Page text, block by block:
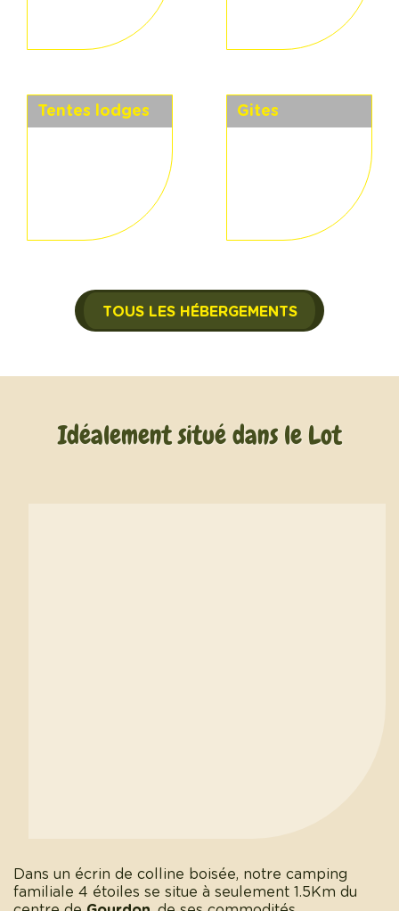
Tentes lodges Gites
TOUS LES HÉBERGEMENTS
Idéalement situé dans le Lot
Dans un écrin de colline boisée, notre camping
familiale 4 étoiles se situe à seulement 1.5Km du